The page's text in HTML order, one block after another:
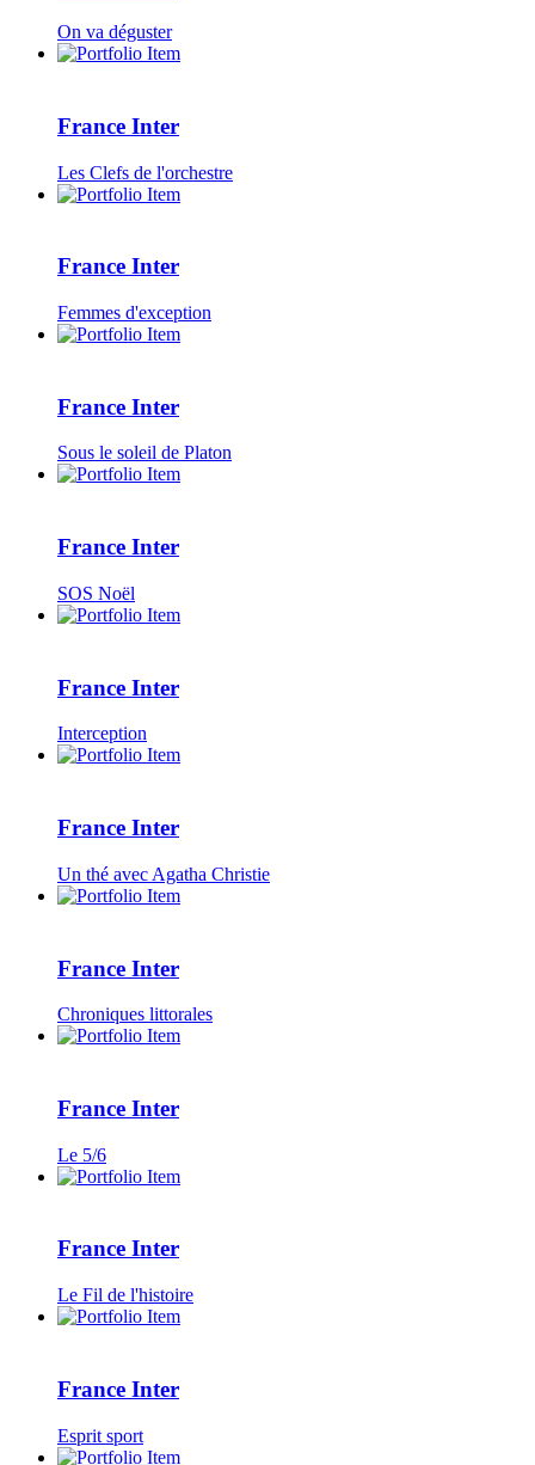
On va déguster
France Inter
Les Clefs de l'orchestre
France Inter
Femmes d'exception
France Inter
Sous le soleil de Platon
France Inter
SOS Noël
France Inter
Interception
France Inter
Un thé avec Agatha Christie
France Inter
Chroniques littorales
France Inter
Le 5/6
France Inter
Le Fil de l'histoire
France Inter
Esprit sport